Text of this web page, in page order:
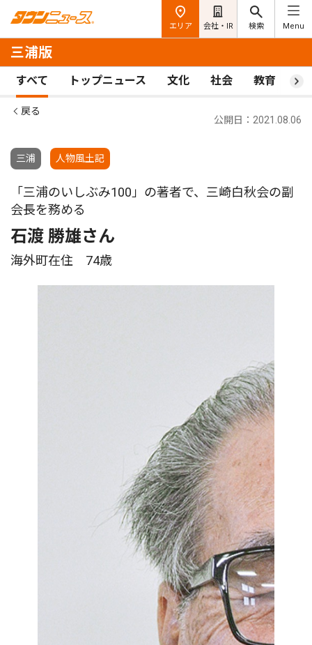
エリア 会社・IR 検索 Menu
三浦版
すべて トップニュース 文化 社会 教育 ス
戻る
三浦 人物風土記
公開日：2021.08.06
「三浦のいしぶみ100」の著者で、三崎白秋会の副
会長を務める
石渡 勝雄さん
海外町在住 74歳